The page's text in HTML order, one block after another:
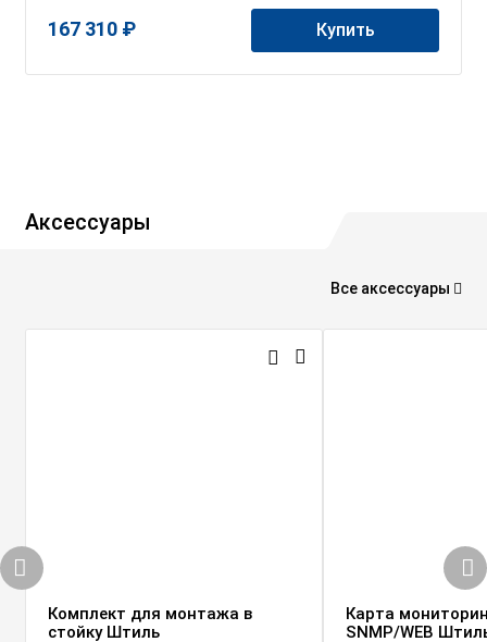
167 310 ₽ Купить
Аксессуары
Все аксессуары
Комплект для монтажа в
стойку Штиль
Карта
SNMP/WEB